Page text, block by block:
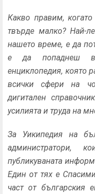
Какво правим,
твърде малко? Най-
нашето време, е да
е да попаднеш в
енциклопедия, която
всички сфери на
дигитален
усилията и труда на
За Уикипедия на
администратори,
публикуваната
Един от тях е
част от българския